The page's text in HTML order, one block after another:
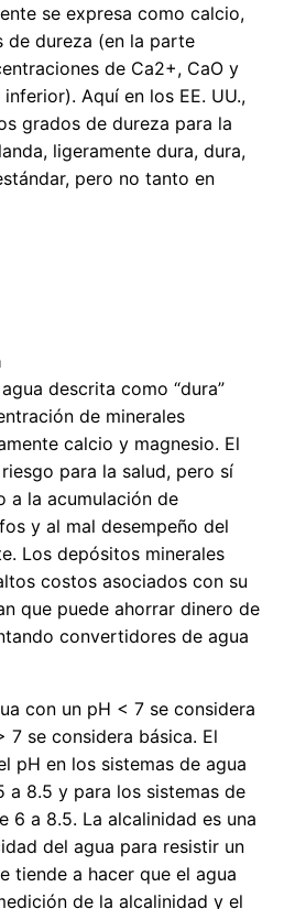
se expresa como calcio,
de dureza (en la parte
de Ca2+, CaO y
Aquí en los EE. UU.,
grados de dureza para la
ligeramente dura, dura,
pero no tanto en
descrita como “dura”
de minerales
calcio y magnesio. El
para la salud, pero sí
a la acumulación de
y al mal desempeño del
Los depósitos minerales
costos asociados con su
que puede ahorrar dinero de
convertidores de agua
con un pH < 7 se considera
7 se considera básica. El
pH en los sistemas de agua
a 8.5 y para los sistemas de
6 a 8.5. La alcalinidad es una
del agua para resistir un
tiende a hacer que el agua
de la alcalinidad y el